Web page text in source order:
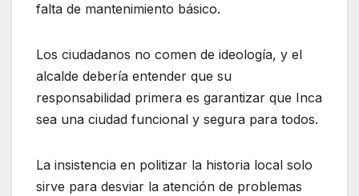
falta de mantenimiento básico.
Los ciudadanos no comen de ideología, y el
alcalde debería entender que su
responsabilidad primera es garantizar que Inca
sea una ciudad funcional y segura para todos.
La insistencia en politizar la historia local solo
sirve para desviar la atención de problemas